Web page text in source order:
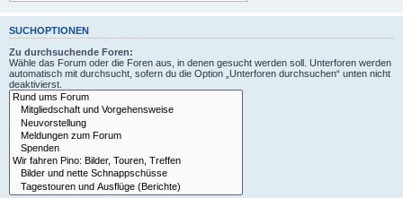
SUCHOPTIONEN
Zu durchsuchende Foren:
Wähle das Forum oder die Foren aus, in denen gesucht werden soll. Unterforen werden
automatisch mit durchsucht, sofern du die Option „Unterforen durchsuchen“ unten nicht
deaktivierst.